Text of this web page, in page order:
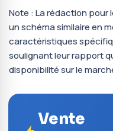
Note : La rédaction pour
un schéma similaire en
caractéristiques
soulignant leur rapport
disponibilité sur le
Vente